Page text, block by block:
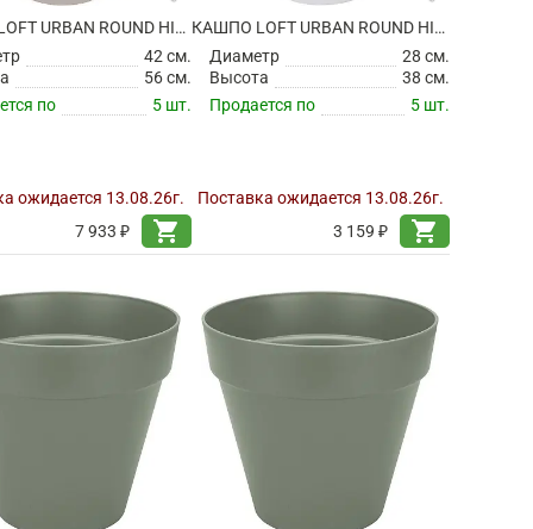
КАШПО LOFT URBAN ROUND HIGH WARM GREY
42 см.
56 см.
по
5 шт.
ожидается 13.08.26г.
7 933 ₽
shopping_cart
КАШПО LOFT URBAN ROUND HIGH WHITE
Диаметр
28 см.
Высота
38 см.
Продается по
5 шт.
Поставка ожидается 13.08.26г.
3 159 ₽
shopping_cart